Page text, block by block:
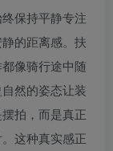
保持平静专注
静的距离感。扶
像骑行途中随
然的姿态让装
拍，而是真正
这种真实感正